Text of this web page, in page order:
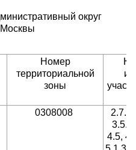
округ
Номер
территориальной
зоны
0308008
4.5,